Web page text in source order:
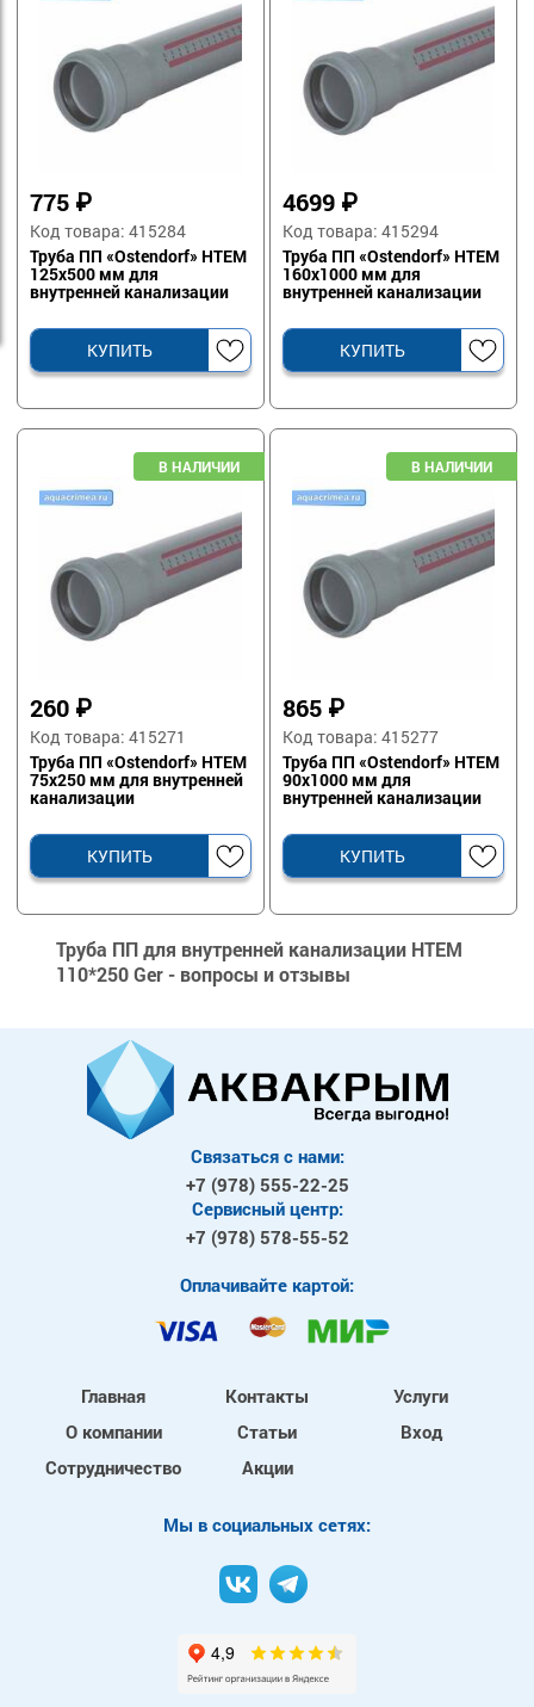
775 ₽
Код товара: 415284
Труба ПП «Ostendorf» HTEM
125х500 мм для
внутренней канализации
КУПИТЬ
4699 ₽
Код товара: 415294
Труба ПП «Ostendorf» HTEM
160х1000 мм для
внутренней канализации
КУПИТЬ
260 ₽
Код товара: 415271
Труба ПП «Ostendorf» HTEM
75х250 мм для внутренней
канализации
КУПИТЬ
865 ₽
Код товара: 415277
Труба ПП «Ostendorf» HTEM
90х1000 мм для
внутренней канализации
КУПИТЬ
Труба ПП для внутренней канализации HTEM
110*250 Ger - вопросы и отзывы
Связаться с нами:
+7 (978) 555-22-25
Сервисный центр:
+7 (978) 578-55-52
Оплачивайте картой:
Главная
О компании
Сотрудничество
Контакты
Статьи
Акции
Услуги
Вход
Mы в социальных сетях: